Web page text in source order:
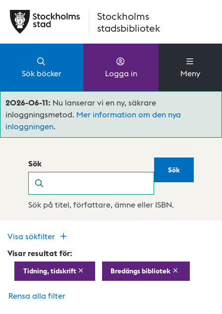
Stockholms
stadsbibliotek
Sök böcker Logga in Meny
2026-06-11: Nu lanserar vi en ny, säkrare
inloggningsmetod. Mer information om den nya
inloggningen.
Sök
Sök
Sök på titel, författare, ämne eller ISBN.
Visa sökfilter
Visar resultat för:
Tidning, tidskrift Bredängs bibliotek
Rensa alla filter